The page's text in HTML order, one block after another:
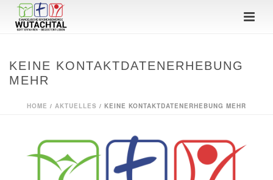
KEINE KONTAKTDATENERHEBUNG
MEHR
HOME / AKTUELLES / KEINE KONTAKTDATENERHEBUNG MEHR